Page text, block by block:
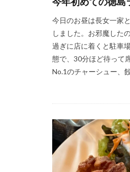
今日のお昼は長女一家
しました。お邪魔した
過ぎに店に着くと駐車
態で、30分ほど待って
No.1のチャーシュー、